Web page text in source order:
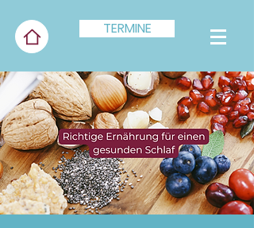
TERMINE